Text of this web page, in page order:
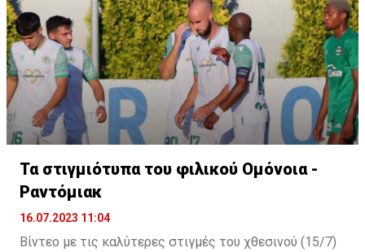
Τα στιγμιότυπα του φιλικού Ομόνοια -
Ραντόμιακ
16.07.2023 11:04
Βίντεο με τις καλύτερες στιγμές του χθεσινού (15/7)